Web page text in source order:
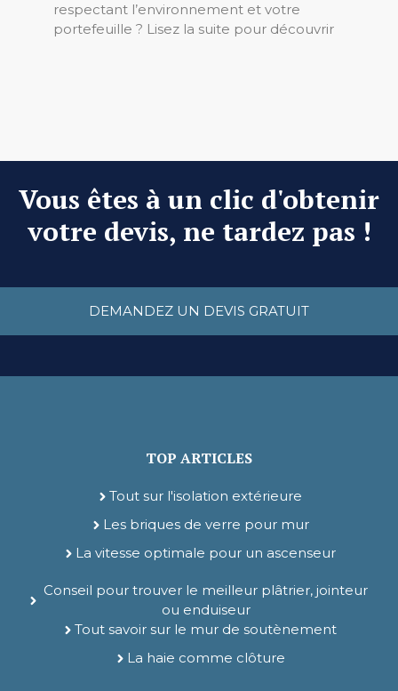
respectant l’environnement et votre
portefeuille ? Lisez la suite pour découvrir
Vous êtes à un clic d'obtenir
votre devis, ne tardez pas !
DEMANDEZ UN DEVIS GRATUIT
TOP ARTICLES
Tout sur l'isolation extérieure
Les briques de verre pour mur
La vitesse optimale pour un ascenseur
Conseil pour trouver le meilleur plâtrier, jointeur
ou enduiseur
Tout savoir sur le mur de soutènement
La haie comme clôture